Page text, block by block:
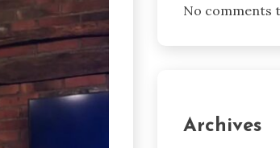
No comments
Archives